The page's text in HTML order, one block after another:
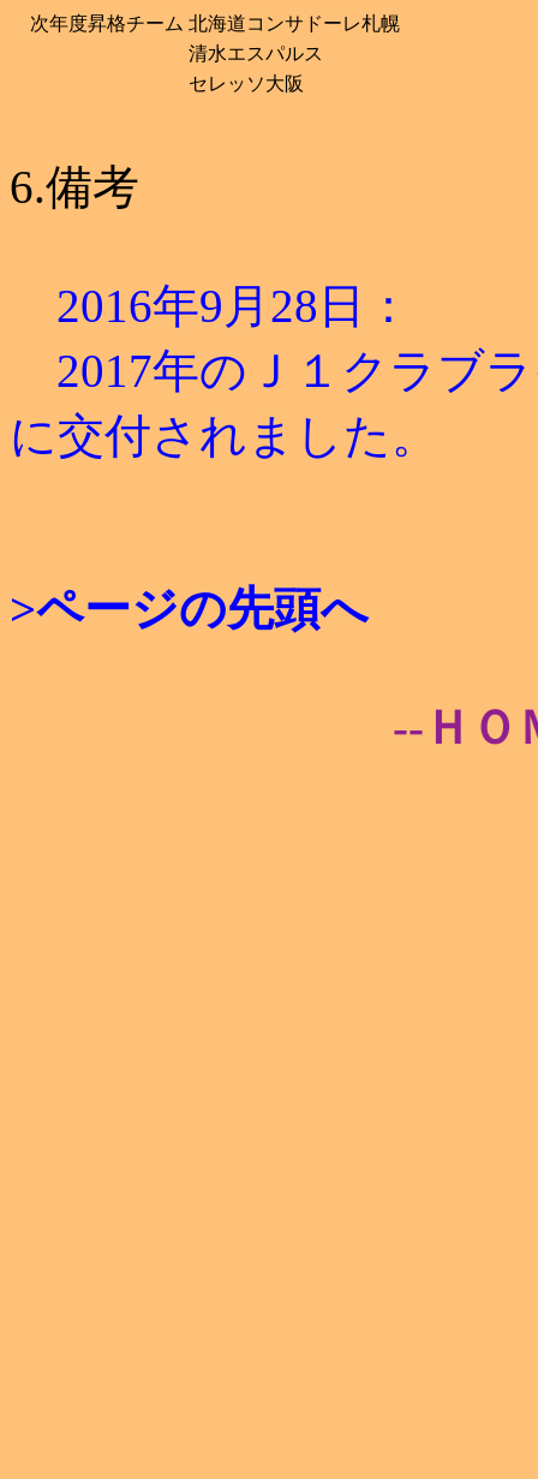
次年度昇格チーム 北海道コンサドーレ札幌
清水エスパルス
セレッソ大阪
6.備考
2016年9月28日：
2017年のＪ１クラブ
に交付されました。
>ページの先頭へ
--ＨＯ